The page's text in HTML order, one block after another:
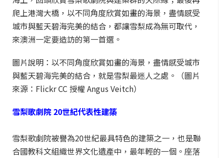
爬上港灣大橋，以不同角度欣賞如畫的海景，盡情感受
城市與藍天碧海完美的結合，都讓雪梨成為無可取代，
來澳洲一定要造訪的第一首選。
圖片說明：以不同角度欣賞如畫的海景，盡情感受城市
與藍天碧海完美的結合，就是雪梨最迷人之處。（圖片
來源：Flickr CC 授權 Angus Veitch）
雪梨歌劇院 20世紀代表性建築
雪梨歌劇院被譽為20世紀最具特色的建築之一，也是聯
合國教科文組織世界文化遺產中，最年輕的一個。座落